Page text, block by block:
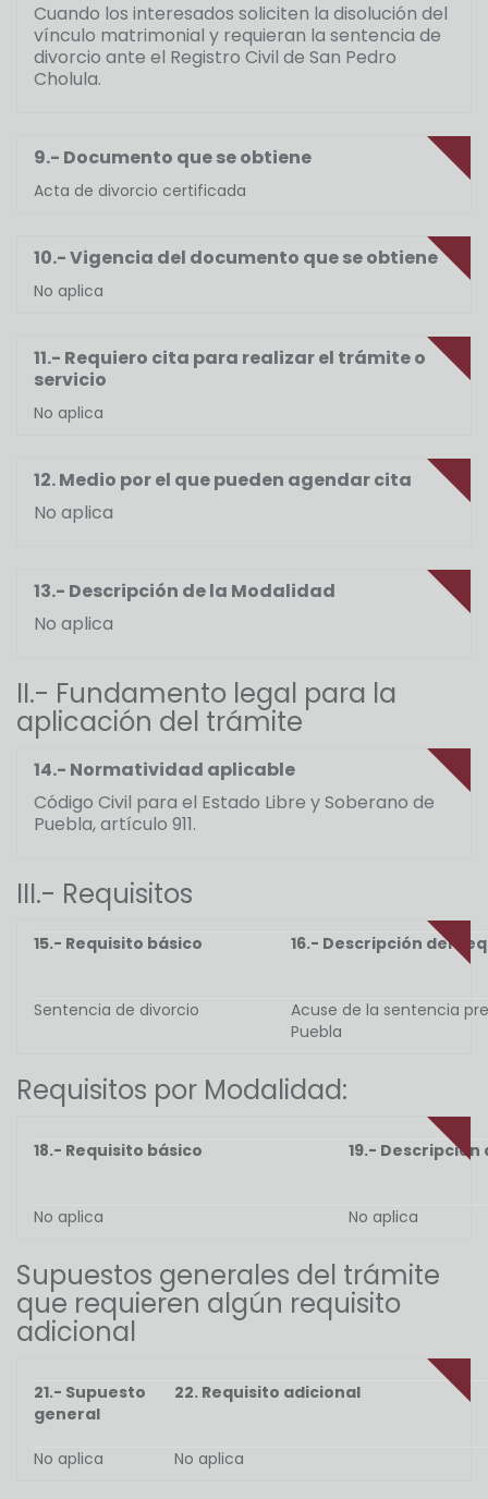
Cuando los interesados soliciten la disolución del
vínculo matrimonial y requieran la sentencia de
divorcio ante el Registro Civil de San Pedro
Cholula.
9.- Documento que se obtiene
Acta de divorcio certificada
10.- Vigencia del documento que se obtiene
No aplica
11.- Requiero cita para realizar el trámite o
servicio
No aplica
12. Medio por el que pueden agendar cita
No aplica
13.- Descripción de la Modalidad
No aplica
II.- Fundamento legal para la
aplicación del trámite
14.- Normatividad aplicable
Código Civil para el Estado Libre y Soberano de
Puebla, artículo 911.
III.- Requisitos
15.- Requisito básico 16.- Descripción del
Sentencia de divorcio
Acuse de la sentencia
Puebla
Requisitos por Modalidad:
18.- Requisito básico 19.-
No aplica No aplica
Supuestos generales del trámite
que requieren algún requisito
adicional
21.- Supuesto
general
22. Requisito adicional
No aplica No aplica